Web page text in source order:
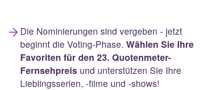
Die Nominierungen sind vergeben - jetzt
beginnt die Voting-Phase. Wählen Sie Ihre
Favoriten für den 23. Quotenmeter-
Fernsehpreis und unterstützen Sie Ihre
Lieblingsserien, -filme und -shows!